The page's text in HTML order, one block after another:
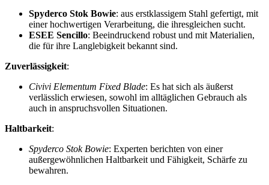
Spyderco Stok Bowie: aus erstklassigem Stahl gefertigt, mit
einer hochwertigen Verarbeitung, die ihresgleichen sucht.
ESEE Sencillo: Beeindruckend robust und mit Materialien,
die für ihre Langlebigkeit bekannt sind.
Zuverlässigkeit:
Civivi Elementum Fixed Blade: Es hat sich als äußerst
verlässlich erwiesen, sowohl im alltäglichen Gebrauch als
auch in anspruchsvollen Situationen.
Haltbarkeit:
Spyderco Stok Bowie: Experten berichten von einer
außergewöhnlichen Haltbarkeit und Fähigkeit, Schärfe zu
bewahren.